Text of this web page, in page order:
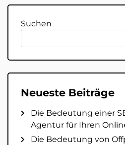
Suchen
Neueste Beiträge
Die Bedeutung einer
Agentur für Ihren
Die Bedeutung von